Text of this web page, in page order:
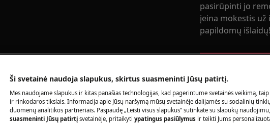
vadovo saugos informaciją prieš
operacijas.
pasirūpinti jo
įeina mokestis už
papildomų išlaidų!
Užsisakykite
Raskite savo
Ši svetainė naudoja slapukus, skirtus suasmeninti Jūsų patirtį.
Mes naudojame slapukus ir kitas panašias technologijas, kad pagerintume svetainės veikimą,
ir rinkodaros tikslais. Informacija apie Jūsų naršymą mūsų svetainėje dalijamės su socialinių
duomenų analitikos partneriais. Paspaudę „Leisti visus slapukus“ sutinkate su slapukų
suasmeninti Jūsų patirtį svetainėje, pritaikyti ypatingus pasiūlymus ir teikti Jums